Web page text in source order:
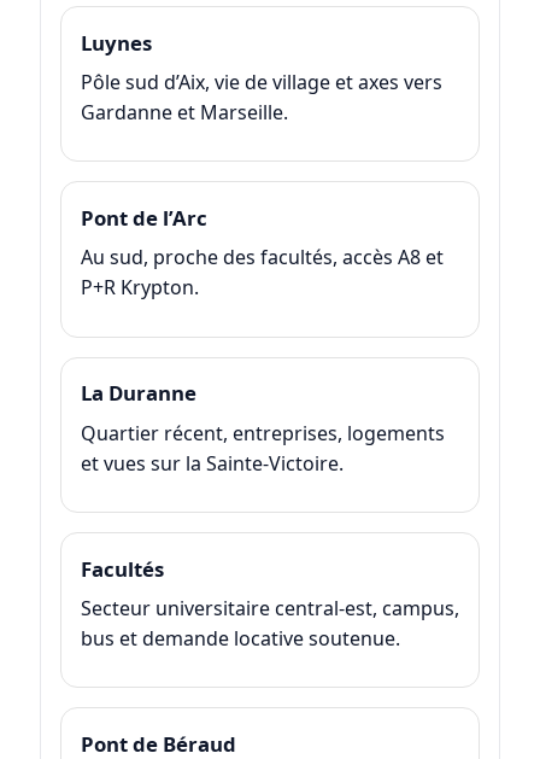
Luynes
Pôle sud d’Aix, vie de village et axes vers
Gardanne et Marseille.
Pont de l’Arc
Au sud, proche des facultés, accès A8 et
P+R Krypton.
La Duranne
Quartier récent, entreprises, logements
et vues sur la Sainte-Victoire.
Facultés
Secteur universitaire central-est, campus,
bus et demande locative soutenue.
Pont de Béraud